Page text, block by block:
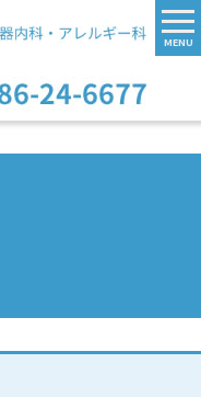
MENU